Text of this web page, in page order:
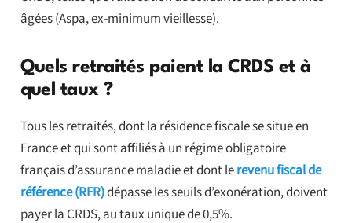
âgées (Aspa, ex-minimum vieillesse).
Quels retraités paient la CRDS et à
quel taux ?
Tous les retraités, dont la résidence fiscale se situe en
France et qui sont affiliés à un régime obligatoire
français d’assurance maladie et dont lerevenu fiscal de
référence (RFR)dépasse les seuils d’exonération, doivent
payer la CRDS, au taux unique de 0,5%.